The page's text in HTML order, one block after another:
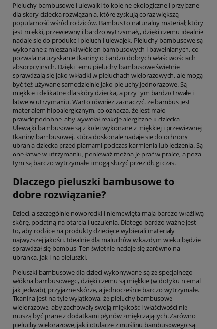
Pieluchy bambusowe i ulewajki to kolejne ekologiczne i przyjazne
dla skóry dziecka rozwiązania, które zyskują coraz większą
popularność wśród rodziców. Bambus to naturalny materiał, który
jest miękki, przewiewny i bardzo wytrzymały, dzięki czemu idealnie
nadaje się do produkcji pieluch i ulewajek. Pieluchy bambusowe są
wykonane z mieszanki włókien bambusowych i bawełnianych, co
pozwala na uzyskanie tkaniny o bardzo dobrych właściwościach
absorpcyjnych. Dzięki temu pieluchy bambusowe świetnie
sprawdzają się jako wkładki w pieluchach wielorazowych, ale mogą
być też używane samodzielnie jako pieluchy jednorazowe. Są
miękkie i delikatne dla skóry dziecka, a przy tym bardzo trwałe i
łatwe w utrzymaniu. Warto również zaznaczyć, że bambus jest
materiałem hipoalergicznym, co oznacza, że jest mało
prawdopodobne, aby wywołał reakcje alergiczne u dziecka.
Ulewajki bambusowe są z kolei wykonane z miękkiej i przewiewnej
tkaniny bambusowej, która doskonale nadaje się do ochrony
ubrania dziecka przed plamami podczas karmienia lub jedzenia. Są
one łatwe w utrzymaniu, ponieważ można je prać w pralce, a poza
tym są bardzo wytrzymałe i mogą służyć przez długi czas.
Dlaczego pieluszki bambusowe to
dobre rozwiązanie?
Dzieci, a szczególnie noworodki i niemowlęta mają bardzo wrażliwą
skórę, podatną na otarcia i uczulenia. Dlatego bardzo ważne jest
to, aby rodzice na produkty dziecięce wybierali materiały
najwyższej jakości. Idealnie dla maluchów w każdym wieku będzie
sprawdzał się bambus. Ten świetnie nadaje się zarówno na
ubranka, jak i na pieluszki.
Pieluszki bambusowe dla dzieci wykonywane są ze specjalnego
włókna bambusowego, dzięki czemu są miękkie (w dotyku niemal
jak jedwab), przyjazne skórze, a jednocześnie bardzo wytrzymałe.
Tkanina jest na tyle wyjątkowa, że pieluchy bambusowe
wielorazowe, aby zachowały swoją miękkość i właściwości nie
muszą być prane z dodatkami płynów zmiękczających. Zarówno
pieluchy wielorazowe, jak i otulacze z muślinu bambusowego są